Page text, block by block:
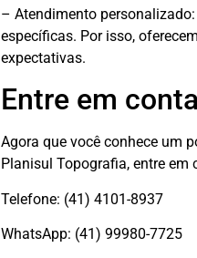
– Atendimento
específicas. Por isso,
expectativas.
Entre em
Agora que você conhece um
Planisul Topografia, entre
Telefone: (41) 4101-8937
WhatsApp: (41) 99980-7725